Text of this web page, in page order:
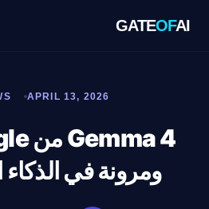
GATEOFAI
APRIL 13, 2026
ومرونة في